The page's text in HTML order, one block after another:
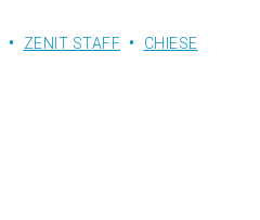
ZENIT STAFF
CHIESE